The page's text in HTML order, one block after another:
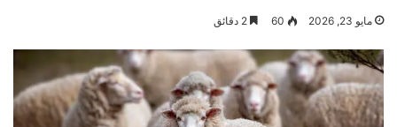
مايو 23, 2026 60